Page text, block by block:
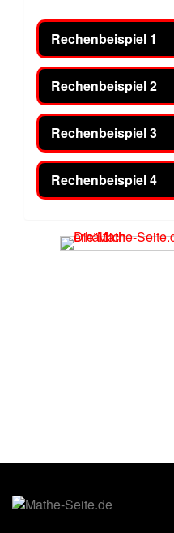
Rechenbeispiel 1
Rechenbeispiel 2
Rechenbeispiel 3
Rechenbeispiel 4